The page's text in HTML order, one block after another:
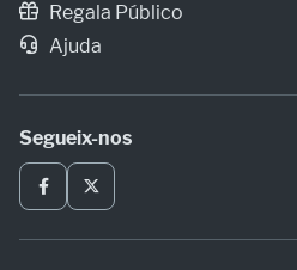
Regala Público
Ajuda
Segueix-nos